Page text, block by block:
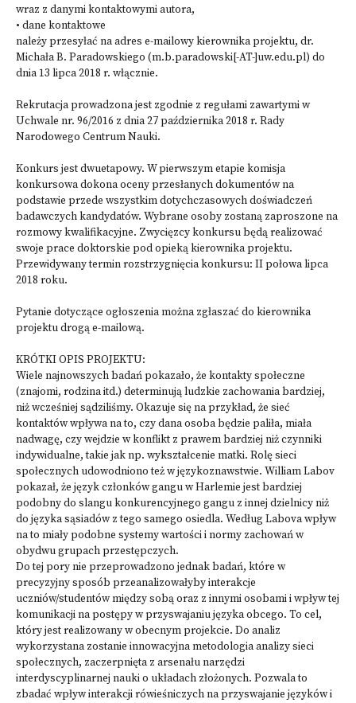
wraz z danymi kontaktowymi autora,
• dane kontaktowe
należy przesyłać na adres e-mailowy kierownika projektu, dr.
Michała B. Paradowskiego (m.b.paradowski[-AT-]uw.edu.pl) do
dnia 13 lipca 2018 r. włącznie.
Rekrutacja prowadzona jest zgodnie z regułami zawartymi w
Uchwale nr. 96/2016 z dnia 27 października 2018 r. Rady
Narodowego Centrum Nauki.
Konkurs jest dwuetapowy. W pierwszym etapie komisja
konkursowa dokona oceny przesłanych dokumentów na
podstawie przede wszystkim dotychczasowych doświadczeń
badawczych kandydatów. Wybrane osoby zostaną zaproszone na
rozmowy kwalifikacyjne. Zwycięzcy konkursu będą realizować
swoje prace doktorskie pod opieką kierownika projektu.
Przewidywany termin rozstrzygnięcia konkursu: II połowa lipca
2018 roku.
Pytanie dotyczące ogłoszenia można zgłaszać do kierownika
projektu drogą e-mailową.
KRÓTKI OPIS PROJEKTU:
Wiele najnowszych badań pokazało, że kontakty społeczne
(znajomi, rodzina itd.) determinują ludzkie zachowania bardziej,
niż wcześniej sądziliśmy. Okazuje się na przykład, że sieć
kontaktów wpływa na to, czy dana osoba będzie paliła, miała
nadwagę, czy wejdzie w konflikt z prawem bardziej niż czynniki
indywidualne, takie jak np. wykształcenie matki. Rolę sieci
społecznych udowodniono też w językoznawstwie. William Labov
pokazał, że język członków gangu w Harlemie jest bardziej
podobny do slangu konkurencyjnego gangu z innej dzielnicy niż
do języka sąsiadów z tego samego osiedla. Według Labova wpływ
na to miały podobne systemy wartości i normy zachowań w
obydwu grupach przestępczych.
Do tej pory nie przeprowadzono jednak badań, które w
precyzyjny sposób przeanalizowałyby interakcje
uczniów/studentów między sobą oraz z innymi osobami i wpływ tej
komunikacji na postępy w przyswajaniu języka obcego. To cel,
który jest realizowany w obecnym projekcie. Do analiz
wykorzystana zostanie innowacyjna metodologia analizy sieci
społecznych, zaczerpnięta z arsenału narzędzi
interdyscyplinarnej nauki o układach złożonych. Pozwala to
zbadać wpływ interakcji rówieśniczych na przyswajanie języków i